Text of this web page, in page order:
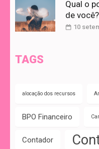
Qual o
de você?
10
TAGS
alocação dos recursos
BPO Financeiro
Contador